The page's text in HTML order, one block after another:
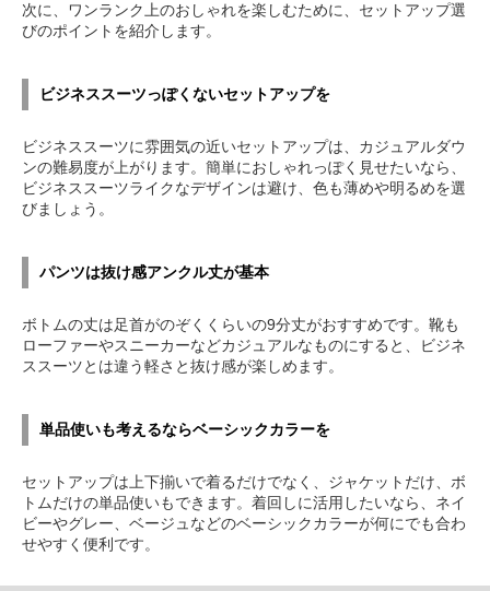
次に、ワンランク上のおしゃれを楽しむために、セットアップ選
びのポイントを紹介します。
ビジネススーツっぽくないセットアップを
ビジネススーツに雰囲気の近いセットアップは、カジュアルダウ
ンの難易度が上がります。簡単におしゃれっぽく見せたいなら、
ビジネススーツライクなデザインは避け、色も薄めや明るめを選
びましょう。
パンツは抜け感アンクル丈が基本
ボトムの丈は足首がのぞくくらいの9分丈がおすすめです。靴も
ローファーやスニーカーなどカジュアルなものにすると、ビジネ
ススーツとは違う軽さと抜け感が楽しめます。
単品使いも考えるならベーシックカラーを
セットアップは上下揃いで着るだけでなく、ジャケットだけ、ボ
トムだけの単品使いもできます。着回しに活用したいなら、ネイ
ビーやグレー、ベージュなどのベーシックカラーが何にでも合わ
せやすく便利です。